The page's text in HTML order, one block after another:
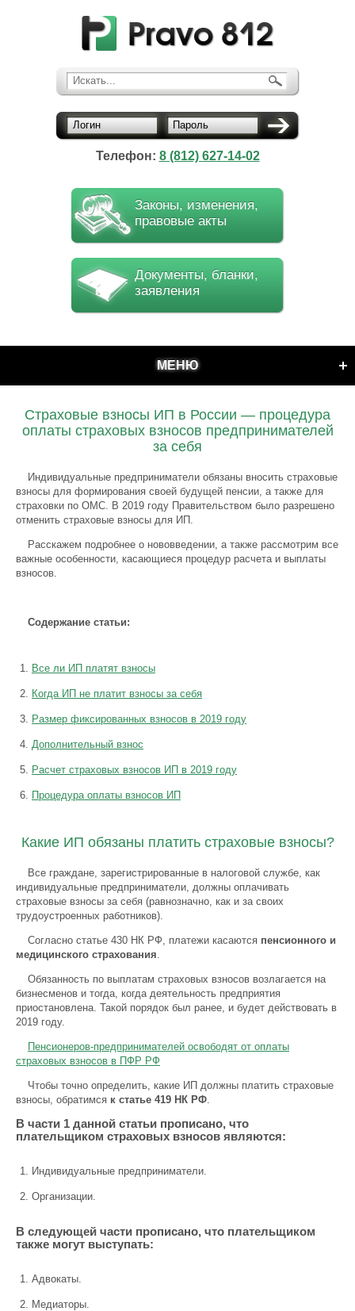
Искать...
Логин Пароль
Телефон: 8 (812) 627-14-02
Законы, изменения,
правовые акты
Документы, бланки,
заявления
МЕНЮ
Страховые взносы ИП в России — процедура
оплаты страховых взносов предпринимателей
за себя
Индивидуальные предприниматели обязаны вносить страховые
взносы для формирования своей будущей пенсии, а также для
страховки по ОМС. В 2019 году Правительством было разрешено
отменить страховые взносы для ИП.
Расскажем подробнее о нововведении, а также рассмотрим все
важные особенности, касающиеся процедур расчета и выплаты
взносов.
Содержание статьи:
Все ли ИП платят взносы
Когда ИП не платит взносы за себя
Размер фиксированных взносов в 2019 году
Дополнительный взнос
Расчет страховых взносов ИП в 2019 году
Процедура оплаты взносов ИП
Какие ИП обязаны платить страховые взносы?
Все граждане, зарегистрированные в налоговой службе, как
индивидуальные предприниматели, должны оплачивать
страховые взносы за себя (равнозначно, как и за своих
трудоустроенных работников).
Согласно статье 430 НК РФ, платежи касаются пенсионного и
медицинского страхования.
Обязанность по выплатам страховых взносов возлагается на
бизнесменов и тогда, когда деятельность предприятия
приостановлена. Такой порядок был ранее, и будет действовать в
2019 году.
Пенсионеров-предпринимателей освободят от оплаты
страховых взносов в ПФР РФ
Чтобы точно определить, какие ИП должны платить страховые
взносы, обратимся к статье 419 НК РФ.
В части 1 данной статьи прописано, что
плательщиком страховых взносов являются:
Индивидуальные предприниматели.
Организации.
В следующей части прописано, что плательщиком
также могут выступать:
Адвокаты.
Медиаторы.